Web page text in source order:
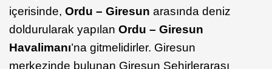
içerisinde, Ordu – Giresun arasında deniz
doldurularak yapılan Ordu – Giresun
Havalimanı’na gitmelidirler. Giresun
merkezinde bulunan Giresun Şehirlerarası